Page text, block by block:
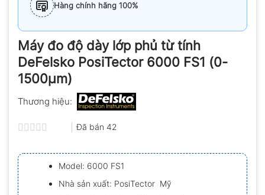
Hàng chính hãng 100%
Máy đo độ dày lớp phủ từ tính
DeFelsko PosiTector 6000 FS1 (0-
1500µm)
Thương hiệu:
xếp
hạng
0.0
5
sao
Đã bán 42
Model: 6000 FS1
Nhà sản xuất: PosiTector Mỹ